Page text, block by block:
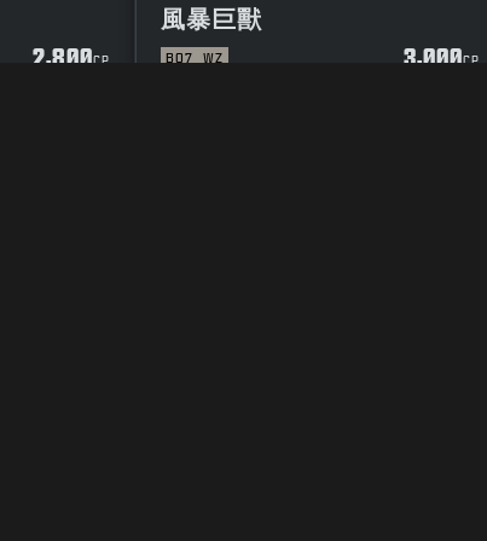
2,800CP
風暴巨獸
BO7 WZ 3,000CP